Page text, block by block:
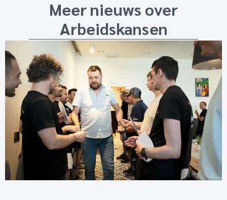
Meer nieuws over
Arbeidskansen